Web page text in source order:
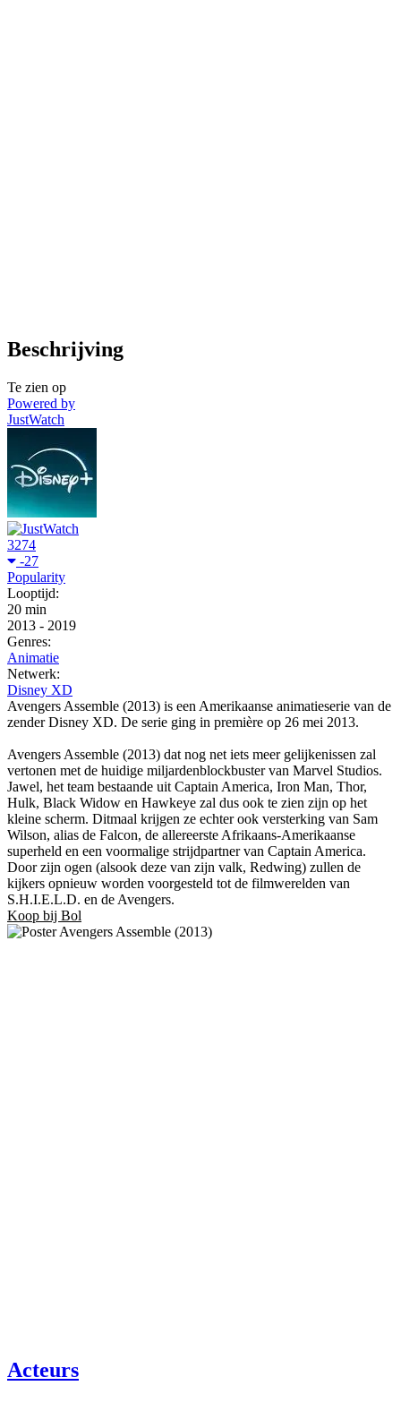
Beschrijving
Te zien op
Powered by
JustWatch
3274
-27
Popularity
Looptijd:
20 min
2013 - 2019
Genres:
Animatie
Netwerk:
Disney XD
Avengers Assemble (2013) is een Amerikaanse animatieserie van de
zender Disney XD. De serie ging in première op 26 mei 2013.
Avengers Assemble (2013) dat nog net iets meer gelijkenissen zal
vertonen met de huidige miljardenblockbuster van Marvel Studios.
Jawel, het team bestaande uit Captain America, Iron Man, Thor,
Hulk, Black Widow en Hawkeye zal dus ook te zien zijn op het
kleine scherm. Ditmaal krijgen ze echter ook versterking van Sam
Wilson, alias de Falcon, de allereerste Afrikaans-Amerikaanse
superheld en een voormalige strijdpartner van Captain America.
Door zijn ogen (alsook deze van zijn valk, Redwing) zullen de
kijkers opnieuw worden voorgesteld tot de filmwerelden van
S.H.I.E.L.D. en de Avengers.
Koop bij Bol
Acteurs